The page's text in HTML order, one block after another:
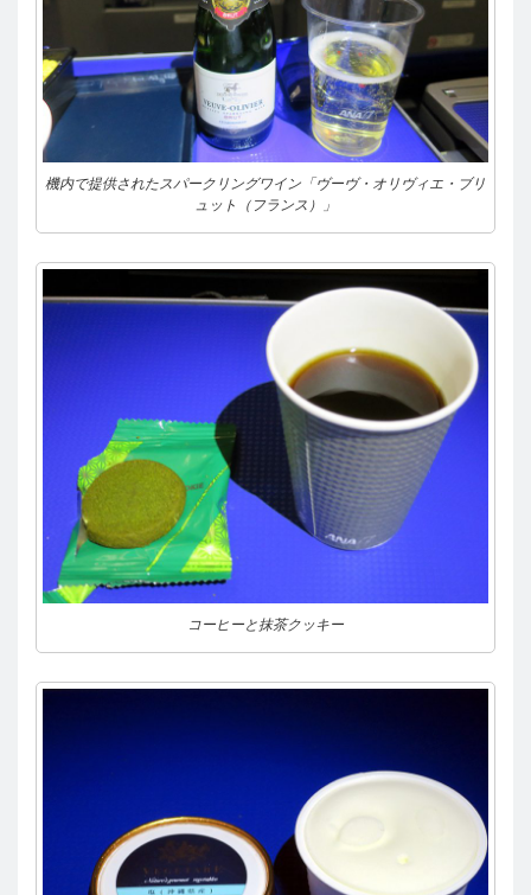
機内で提供されたスパークリングワイン「ヴーヴ・オリヴィエ・ブリ
ュット（フランス）」
コーヒーと抹茶クッキー